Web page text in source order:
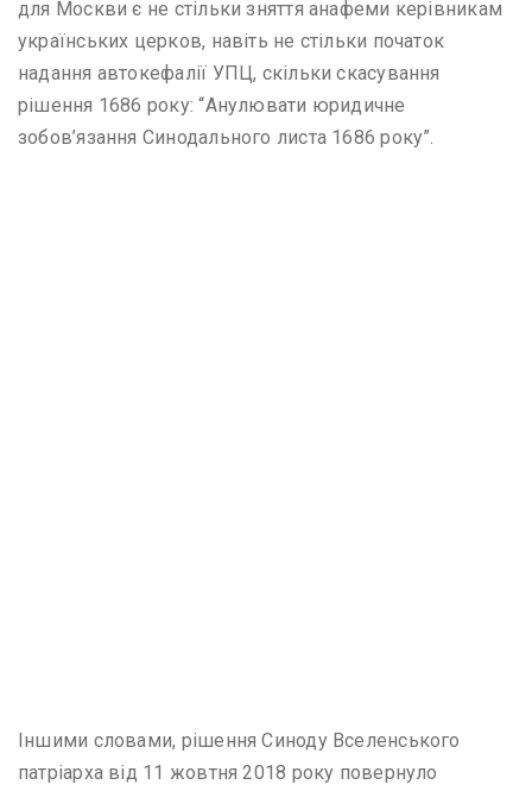
для Москви є не стільки зняття анафеми керівникам
українських церков, навіть не стільки початок
надання автокефалії УПЦ, скільки скасування
рішення 1686 року: “Анулювати юридичне
зобов’язання Синодального листа 1686 року”.
Іншими словами, рішення Синоду Вселенського
патріарха від 11 жовтня 2018 року повернуло